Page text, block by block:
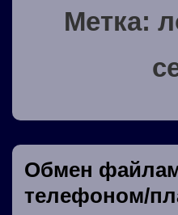
Метка:
Обмен
телефоном/